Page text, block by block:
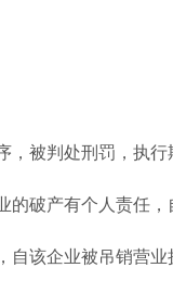
，被判处刑罚，执
的破产有个人责任
自该企业被吊销营